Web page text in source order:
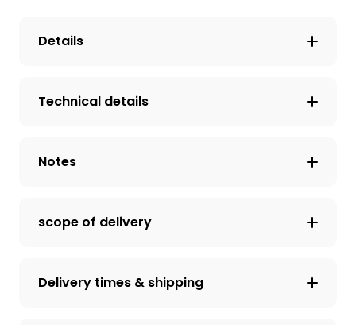
Details
Technical details
Notes
scope of delivery
Delivery times & shipping